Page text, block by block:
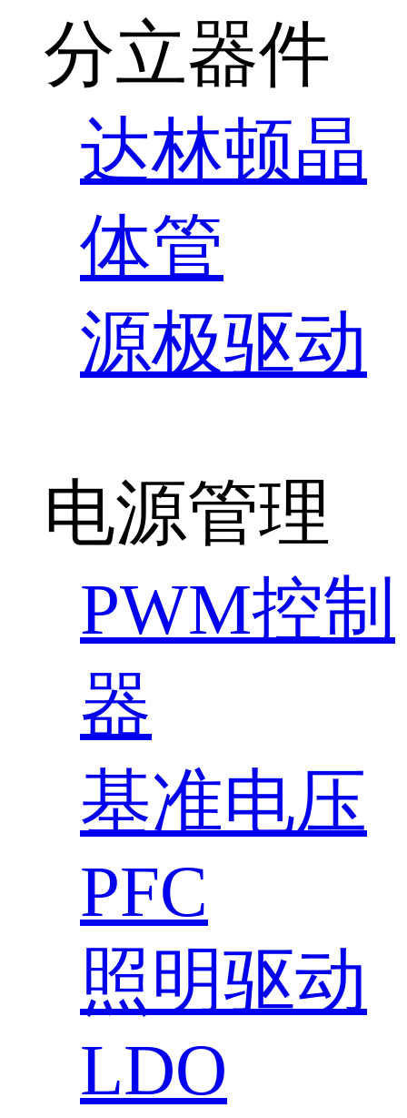
分立器件
达林顿晶
体管
源极驱动
电源管理
PWM控制
器
基准电压
PFC
照明驱动
LDO